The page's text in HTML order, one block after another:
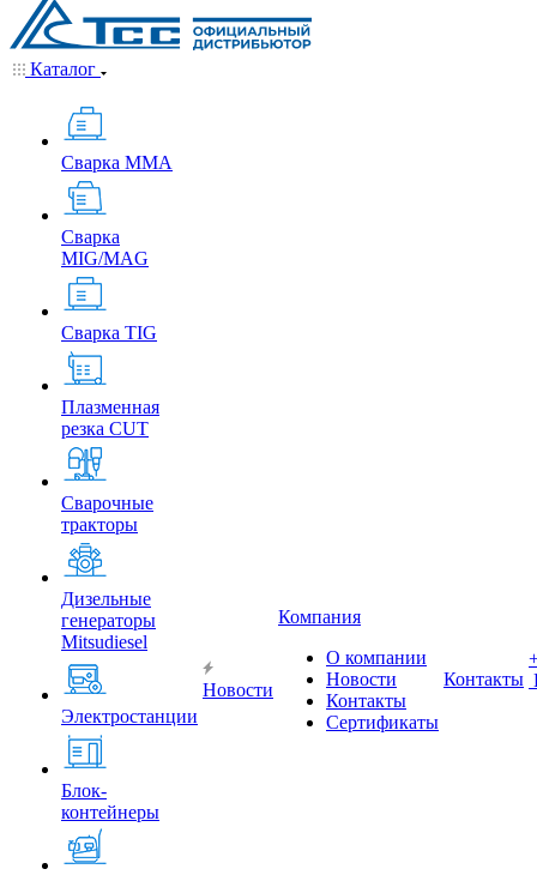
Каталог
Сварка MMA
Сварка
MIG/MAG
Сварка TIG
Плазменная
резка CUT
Сварочные
тракторы
Дизельные
генераторы
Mitsudiesel
Электростанции
Блок-
контейнеры
Новости
Компания
О компании
Новости
Контакты
Сертификаты
Контакты